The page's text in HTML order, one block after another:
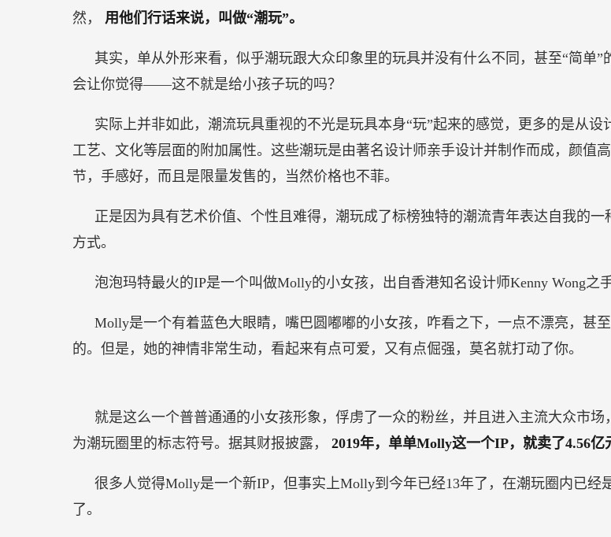
然， 用他们行话来说，叫做“潮玩”。
其实，单从外形来看，似乎潮玩跟大众印象里的玩具并没有什么不同，甚至“简单”
会让你觉得——这不就是给小孩子玩的吗？
实际上并非如此，潮流玩具重视的不光是玩具本身“玩”起来的感觉，更多的是从设
工艺、文化等层面的附加属性。这些潮玩是由著名设计师亲手设计并制作而成，颜值
节，手感好，而且是限量发售的，当然价格也不菲。
正是因为具有艺术价值、个性且难得，潮玩成了标榜独特的潮流青年表达自我的一
方式。
泡泡玛特最火的IP是一个叫做Molly的小女孩，出自香港知名设计师Kenny Wong之手
Molly是一个有着蓝色大眼睛，嘴巴圆嘟嘟的小女孩，咋看之下，一点不漂亮，甚
的。但是，她的神情非常生动，看起来有点可爱，又有点倔强，莫名就打动了你。
就是这么一个普普通通的小女孩形象，俘虏了一众的粉丝，并且进入主流大众市场
为潮玩圈里的标志符号。据其财报披露， 2019年，单单Molly这一个IP，就卖了4.56亿
很多人觉得Molly是一个新IP，但事实上Molly到今年已经13年了，在潮玩圈内已经
了。